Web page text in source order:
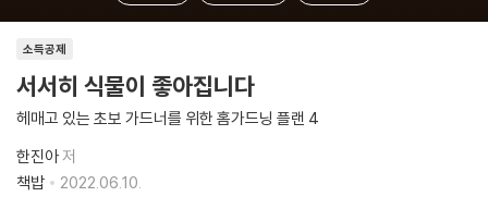
소득공제
서서히 식물이 좋아집니다
헤매고 있는 초보 가드너를 위한 홈가드닝 플랜 4
한진아저
책밥
2022.06.10.